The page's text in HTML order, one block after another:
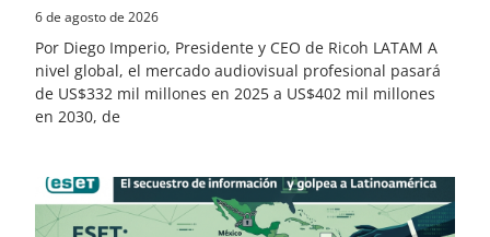
6 de agosto de 2026
Por Diego Imperio, Presidente y CEO de Ricoh LATAM A
nivel global, el mercado audiovisual profesional pasará
de US$332 mil millones en 2025 a US$402 mil millones
en 2030, de